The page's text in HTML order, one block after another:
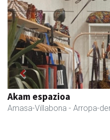
Fleming Herri Eskola
Amasa-Villabona - Hezkuntza
Previous